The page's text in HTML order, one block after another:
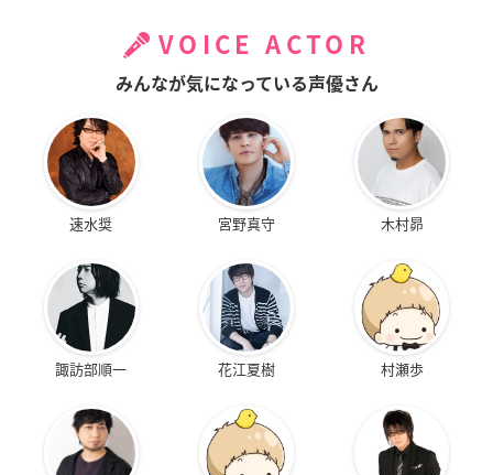
VOICE ACTOR
みんなが気になっている声優さん
速水奨 宮野真守 木村昴
諏訪部順一 花江夏樹 村瀬歩